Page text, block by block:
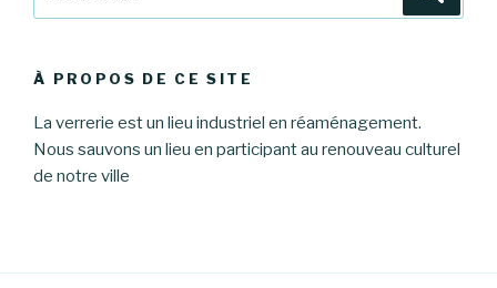
À PROPOS DE CE SITE
La verrerie est un lieu industriel en réaménagement.
Nous sauvons un lieu en participant au renouveau culturel
de notre ville